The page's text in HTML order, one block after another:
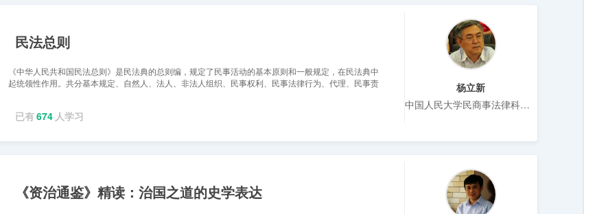
民法总则
《中华人民共和国民法总则》是民法典的总则编，规定了民事活动的基本原则和一般规定，在民法典中
起统领性作用。共分基本规定、自然人、法人、非法人组织、民事权利、民事法律行为、代理、民事责
已有674 人学习
杨立新
中国人民大学民商事法律科学研究中心主任、法学院教授、博士生导师
《资治通鉴》精读：治国之道的史学表达